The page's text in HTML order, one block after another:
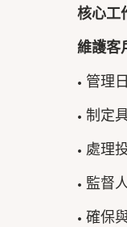
核心工
維護客
• 管理
• 制定
• 處理
• 監督
• 確保